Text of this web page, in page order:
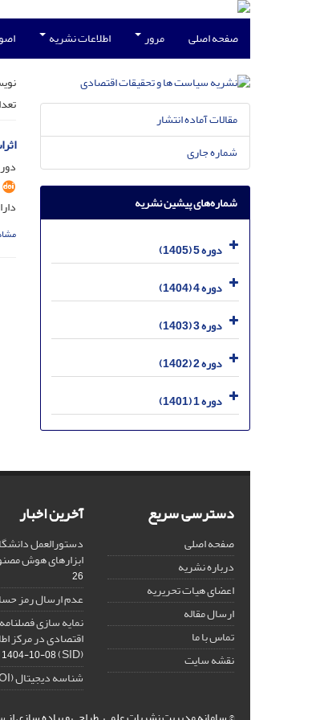
صفحه اصلی مرور اطلاعات نشریه
دوره 2، شماره 2،
مقالات آماده انتشار
شماره جاری
شماره‌های پیشین نشریه
دوره 5 (1405)
دوره 4 (1404)
دوره 3 (1403)
دوره 2 (1402)
دوره 1 (1401)
دسترسی سریع
صفحه اصلی
درباره نشریه
اعضای هیات تحریریه
ارسال مقاله
تماس با ما
نقشه سایت
آخرین اخبار
دستورالعمل
ابزارهای هوش
26
عدم ارسال رمز
نمایه سازی
اقتصادی در مرکز
(SID)
1404-10-08
شناسه دیجیتال (DOI)